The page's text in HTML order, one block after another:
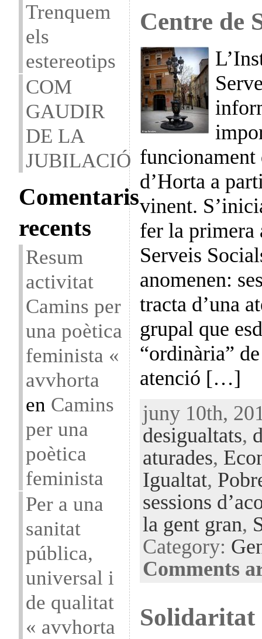
Trenquem
els
estereotips
COM
GAUDIR
DE LA
JUBILACIÓ
Comentaris
recents
Resum
activitat
Camins per
una poètica
feminista «
avvhorta
en Camins
per una
poètica
feminista
Per a una
sanitat
pública,
universal i
de qualitat
« avvhorta
Centre de
d’Horta a
vinent.
fer la primera
Serveis
anomenen:
tracta d’una
grupal que
“ordinària”
atenció […]
juny 10th,
desigualtats,
aturades,
Igualtat,
sessions
la gent gran,
Category:
Comments
Solidaritat